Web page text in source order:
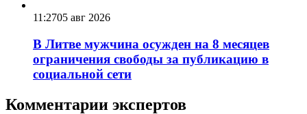
11:2705 авг 2026
В Литве мужчина осужден на 8 месяцев
ограничения свободы за публикацию в
социальной сети
Комментарии экспертов